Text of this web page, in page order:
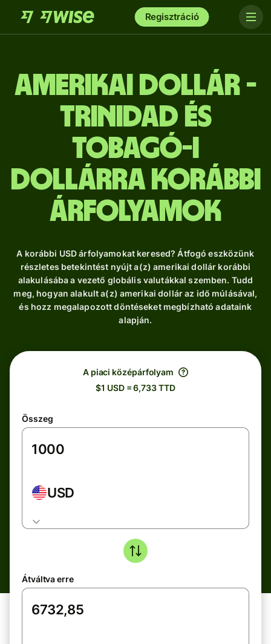
Regisztráció
amerikai dollár -
Trinidad és
Tobagó-i
dollárra Korábbi
árfolyamok
A korábbi USD árfolyamokat keresed? Átfogó eszközünk
részletes betekintést nyújt a(z) amerikai dollár korábbi
alakulásába a vezető globális valutákkal szemben. Tudd
meg, hogyan alakult a(z) amerikai dollár az idő múlásával,
és hozz megalapozott döntéseket megbízható adataink
alapján.
A piaci középárfolyam
$1 USD = 6,733 TTD
Összeg
USD
Átváltva erre